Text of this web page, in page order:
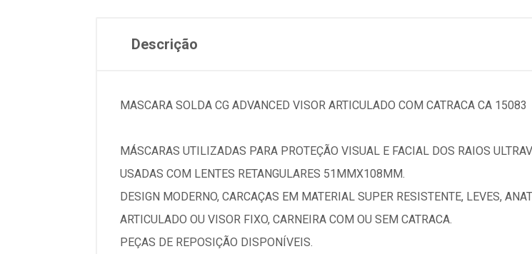
Descrição
MASCARA SOLDA CG ADVANCED VISOR ARTICULADO COM CATRACA CA 15083
MÁSCARAS UTILIZADAS PARA PROTEÇÃO VISUAL E FACIAL DOS RAIOS
USADAS COM LENTES RETANGULARES 51MMX108MM.
DESIGN MODERNO, CARCAÇAS EM MATERIAL SUPER RESISTENTE, LEVES,
ARTICULADO OU VISOR FIXO, CARNEIRA COM OU SEM CATRACA.
PEÇAS DE REPOSIÇÃO DISPONÍVEIS.